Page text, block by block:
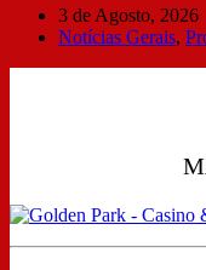
3 de Agosto, 2026
Notícias Gerais,